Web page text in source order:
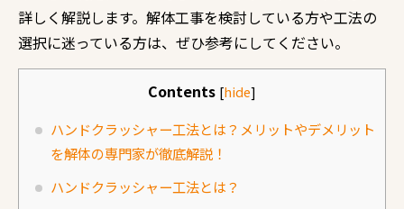
詳しく解説します。解体工事を検討している方や工法の
選択に迷っている方は、ぜひ参考にしてください。
Contents [hide]
ハンドクラッシャー工法とは？メリットやデメリット
を解体の専門家が徹底解説！
ハンドクラッシャー工法とは？